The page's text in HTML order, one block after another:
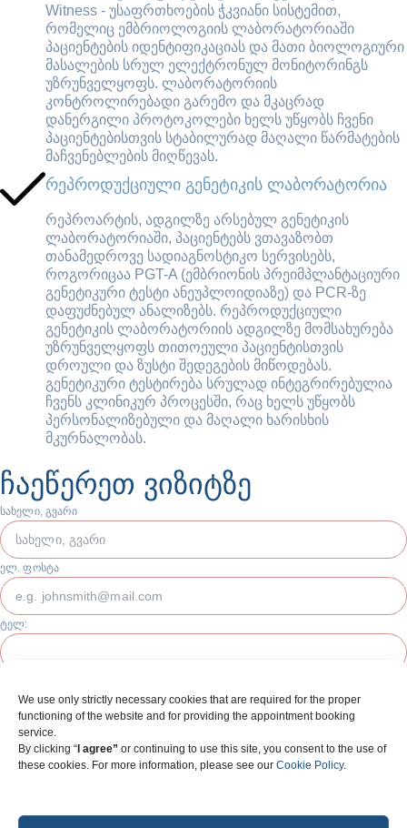
We use only strictly necessary cookies that are required for the proper
functioning of the website and for providing the appointment booking
service.
By clicking “ I agree” or continuing to use this site, you consent to the use of
these cookies. For more information, please see our Cookie Policy.
Witness - უსაფრთხოების ჭკვიანი სისტემით,
რომელიც ემბრიოლოგიის ლაბორატორიაში
პაციენტების იდენტიფიკაციას და მათი ბიოლოგიური
მასალების სრულ ელექტრონულ მონიტორინგს
უზრუნველყოფს. ლაბორატორიის
კონტროლირებადი გარემო და მკაცრად
დანერგილი პროტოკოლები ხელს უწყობს ჩვენი
პაციენტებისთვის სტაბილურად მაღალი წარმატების
მაჩვენებლების მიღწევას.
რეპროდუქციული გენეტიკის ლაბორატორია
რეპროარტის, ადგილზე არსებულ გენეტიკის
ლაბორატორიაში, პაციენტებს ვთავაზობთ
თანამედროვე სადიაგნოსტიკო სერვისებს,
როგორიცაა PGT-A (ემბრიონის პრეიმპლანტაციური
გენეტიკური ტესტი ანეუპლოიდიაზე) და PCR-ზე
დაფუძნებულ ანალიზებს. რეპროდუქციული
გენეტიკის ლაბორატორიის ადგილზე მომსახურება
უზრუნველყოფს თითოეული პაციენტისთვის
დროული და ზუსტი შედეგების მიწოდებას.
გენეტიკური ტესტირება სრულად ინტეგრირებულია
ჩვენს კლინიკურ პროცესში, რაც ხელს უწყობს
პერსონალიზებული და მაღალი ხარისხის
მკურნალობას.
ჩაეწერეთ ვიზიტზე
სახელი, გვარი
ელ. ფოსტა
ტელ:
თანახმა ვარ მივიღო სხვადასხვა საინფორმაციო და სარეკლამო
შეტყობინება
გაგზავნა
თბილისი, სულხან ცინცაძის ქ. N23